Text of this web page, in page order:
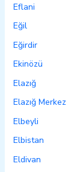
Eflani
Eğil
Eğirdir
Ekinözü
Elazığ
Elazığ Merkez
Elbeyli
Elbistan
Eldivan